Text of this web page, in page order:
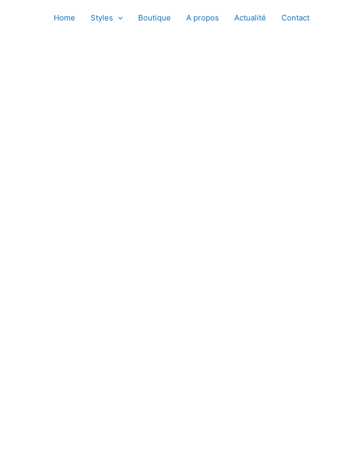
Home Styles Boutique A propos Actualité Contact